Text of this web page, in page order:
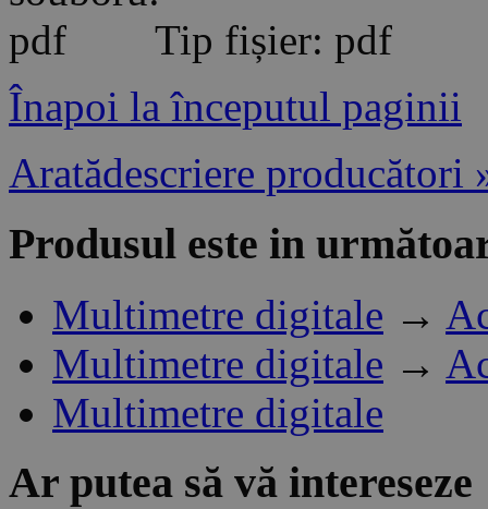
Tip fișier: pdf
Înapoi la începutul paginii
Aratădescriere producători
Produsul este in
Multimetre digitale →
Multimetre digitale →
Multimetre digitale
Ar putea să vă intereseze